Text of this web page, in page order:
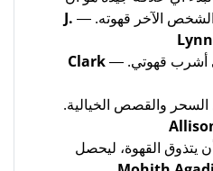
الآخر قهوته. ― J.
أشرب قهوتي. ―Clark
السحر والقصص الخيالية.
يتذوق القهوة، ليحصل